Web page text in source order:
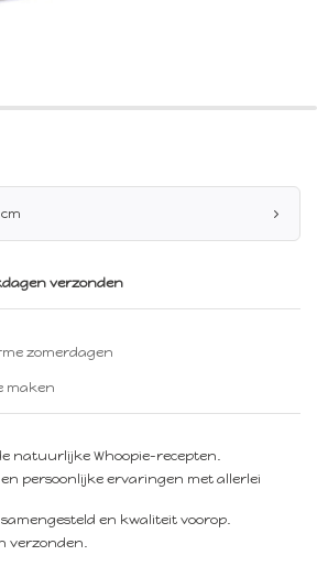
verzonden
zomerdagen
maken
natuurlijke Whoopie-recepten.
persoonlijke ervaringen met allerlei
en kwaliteit voorop.
verzonden.